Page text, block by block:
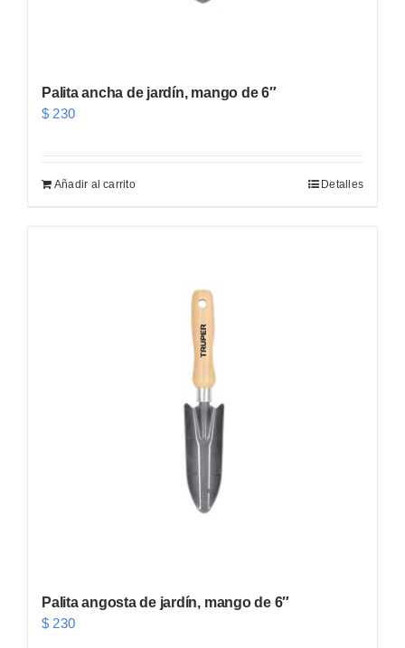
Palita ancha de jardín, mango de 6″
$ 230
Añadir al carrito Detalles
Palita angosta de jardín, mango de 6″
$ 230